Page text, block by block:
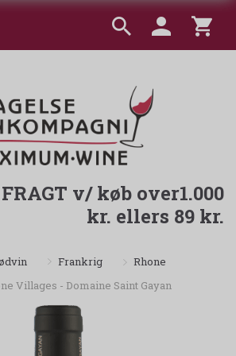
v/ køb over1.000
kr. ellers 89 kr.
Frankrig
Rhone
Villages - Domaine Saint Gayan